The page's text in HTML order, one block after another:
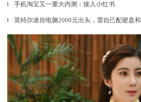
▎ 手机淘宝又一重大内测：接入小红书
▎ 英特尔迷你电脑2000元出头，需自己配硬盘和